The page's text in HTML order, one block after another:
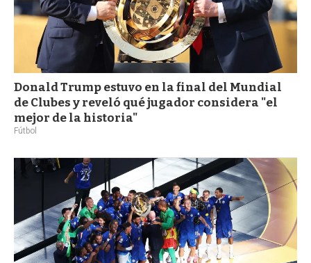
Donald Trump estuvo en la final del Mundial
de Clubes y reveló qué jugador considera "el
mejor de la historia"
Fútbol